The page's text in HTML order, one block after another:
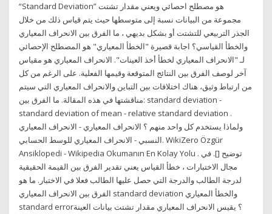
“Standard Deviation” هو مصطلح احصائي ويعني مقدار تشتت
مجموعة من البيانات نسبة إلى متوسطها حيث يتم قياس ذلك من خلال
الجذر التربيعي للتشتت أو بشكل بديهي ، ما الفرق بين الانحراف المعياري
والخطأ القياسي؟ اجابة قصيرة "الخطأ المعياري" هو المصطلح الإحصائي
لـ "الانحراف المعياري لخطأ أخذ العينات". الانحراف المعياري هو مقياس
آخر لوصف الفرق بين النتائج المتوقعة وقيمها الفعلية. على الرغم من كل
من ارتباط وثيق، هناك اختلافات بين التباين والانحراف المعياري التي سيتم
مناقشتها في هذه المقالة. ما الفرق بين: standard deviation -
standard deviation of mean - relative standard deviation .
ولماذا يستخدم كل واحد منهم ؟ الانحراف المعياري - الانحراف المعياري
النسبي - الانحراف المعياري للوسط الحسابي. WikiZero Özgür
Ansiklopedi - Wikipedia Okumanın En Kolay Yolu . توضيح []. في
مجال الاختبارات ، خطأ القياس يعني تقدير الفرق بين القيمة الحقيقية
لدرجة الطالب والدرجة التي حصل عليها الطالب فعلا في الاختبار. ما هو
الفرق بين الانحراف المعياري standard deviation والخطأ المعياري
standard error؟ يقيس الانحراف المعياري مقدار تشتت بيانات العينة